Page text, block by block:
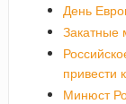
День
Закатные
привести
Минюст